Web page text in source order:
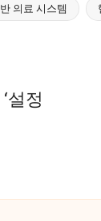
의료 시스템
설정